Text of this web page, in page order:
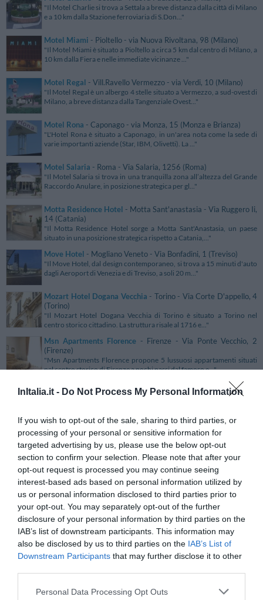
InItalia.it - Do Not Process My Personal Information
If you wish to opt-out of the sale, sharing to third parties, or
processing of your personal or sensitive information for
targeted advertising by us, please use the below opt-out
section to confirm your selection. Please note that after your
opt-out request is processed you may continue seeing
interest-based ads based on personal information utilized by
us or personal information disclosed to third parties prior to
your opt-out. You may separately opt-out of the further
disclosure of your personal information by third parties on the
IAB’s list of downstream participants. This information may
also be disclosed by us to third parties on the IAB’s List of
Downstream Participants that may further disclose it to other
Personal Data Processing Opt Outs
"Il Motel Charlie si trova a Settala a breve distanza dalla città di Milano
e a 10 km dalla Stazione ferroviaria di S.Don..."
Motel Miami - Pioltello - via Nuova Rivoltana, 98 (Milano)
"Il Motel Miami è situato a Pioltello a circa 5 km dal centro di Milano, a
10 km dalla Fiera e nelle immediate vicinanze ..."
Motel Regal - Vill.Ravello Vermezzo - via Verdi, 10 (Milano)
"Il Motel Regal è un albergo 4 stelle situato a Vermezzo, a sud-ovest di
Milano, a breve distanza dalla Tangenziale Ovest..."
Motel Rona - Caponago - via Monza, 15 (Monza e Brianza)
"L'Hotel Rona è situato a Caponago, in un'area nota come la sede di
varie importanti aziende (Star, IBM, Olivetti). La ..."
Motel Salaria - Roma - Via Salaria, 1256 (Roma)
"Il Motel Salaria si trova in una tranquilla zona all’altezza del Grande
Raccordo Anulare, in posizione strategica per gl..."
Motta Residence Hotel - Motta Sant'anastasia - Via Ruggero Ii,
14 (Catania)
"Il Motta Residence Hotel sorge a Motta Sant'Anastasia, un paese
situato in una posizione strategica rispetto a Catania,..."
Move Hotel - Mogliano Veneto - Via Bonfadini, 1 (Treviso)
"Il Move Hotel, dal design contemporaneo, si trova a 15 minuti d'auto
dagli Aeroport di Venezia e di Treviso, a soli 20 m..."
Mozart Hotel Dogana Vecchia - Torino - Via Corte D'appello, 4
(Torino)
"Il Mozart Hotel Dogana Vecchia di Torino è situato a Torino nel
centro storico cittadino. La struttura risale al 1716 e..."
Msn Apartments Florence - Firenze - Via Ponte Vecchio, 2
(Firenze)
"Msn Apartments Florence propone 5 lussuosi appartamenti situati
nel centro storico di Firenze a pochi passi dal famoso e..."
- Firenze - vicolo degli Adimari, 2 (Firenze)
"L'Hotel Bigallo è situato nel cuore di Firenze in un palazzo
Msn Hotel De Lanzi - Firenze - via delle Oche, 2 (Firenze)
"L'Hotel de Lanzi si trova nel cuore del centro storico di Firenze,
situato ai margini di Piazza del Duomo, vicinissimo a..."
Msn Hotel Galles- Genova - via Bersaglieri d'Italia, 13
(Genova)
"L’Hotel Galles è ubicato nel cuore di Genova in posizione strategica:
gode di una bellissima vista mare, si affaccia sul..."
Msn Hotel La Repubblica
- Firenze - piazza Repubblica, 4
(Firenze)
"Msn Hotel La Repubblica è situato al centro storico di Firenze a breve
distanza dalle splendide attrattive storico-artis..."
Msn Relais Carresi- Figline Valdarno - Via Aretina, 19
con la verde area del Chianti, in posizione privi..."